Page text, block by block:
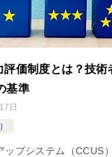
評価制度とは？技術
基準
日
ップシステム（CCUS